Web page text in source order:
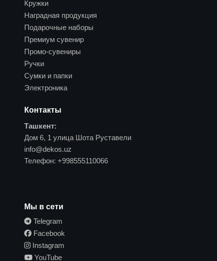
Кружки
Наградная продукция
Подарочные наборы
Премиум сувенир
Промо-сувениры
Ручки
Сумки и папки
Электроника
Контакты
Ташкент:
Дом 6, 1 улица Шота Руставели
info@dekos.uz
Телефон: +998555110066
Мы в сети
Telegram
Facebook
Instagram
YouTube